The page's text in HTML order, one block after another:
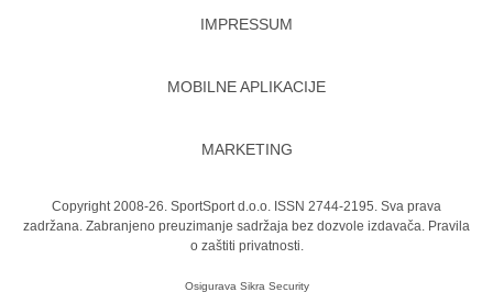
IMPRESSUM
MOBILNE APLIKACIJE
MARKETING
Copyright 2008-26. SportSport d.o.o. ISSN 2744-2195. Sva prava
zadržana. Zabranjeno preuzimanje sadržaja bez dozvole izdavača. Pravila
o zaštiti privatnosti.
Osigurava Sikra Security